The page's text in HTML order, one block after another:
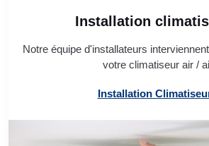
Installation
Notre équipe d'installateurs
votre climatiseur air /
Installation